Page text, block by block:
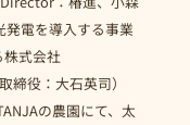
電を導入する事業
株式会社
締役：大石英司）
の農園にて、太